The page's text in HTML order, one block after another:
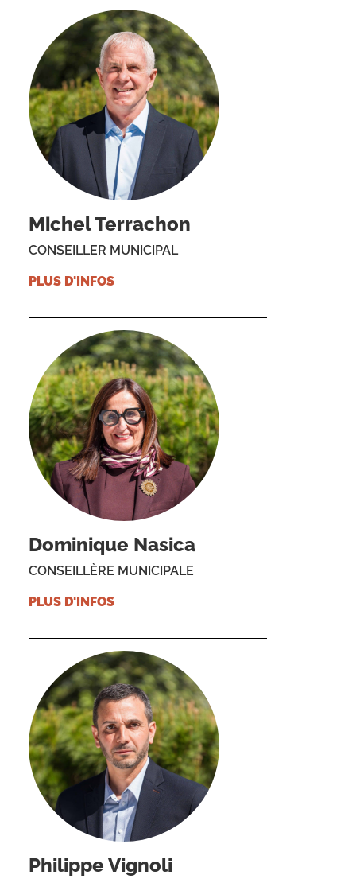
Michel Terrachon
CONSEILLER MUNICIPAL
PLUS D'INFOS
Dominique Nasica
CONSEILLÈRE MUNICIPALE
PLUS D'INFOS
Philippe Vignoli